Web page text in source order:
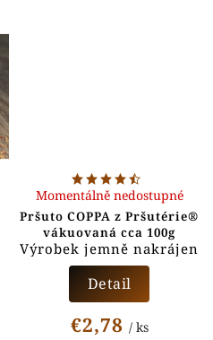
Pršuto COPPA z Pršutérie®
vákuovaná cca 100g
Výrobek jemně nakrájen
Momentálně nedostupné
€2,78 / ks
Detail